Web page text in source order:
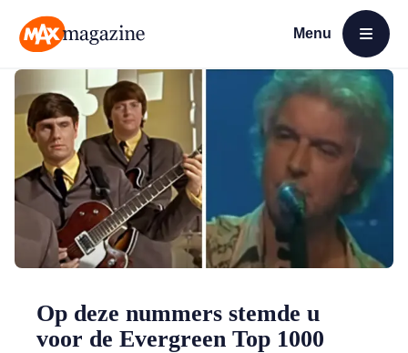
Menu
Open menu
Op deze nummers stemde u
voor de Evergreen Top 1000